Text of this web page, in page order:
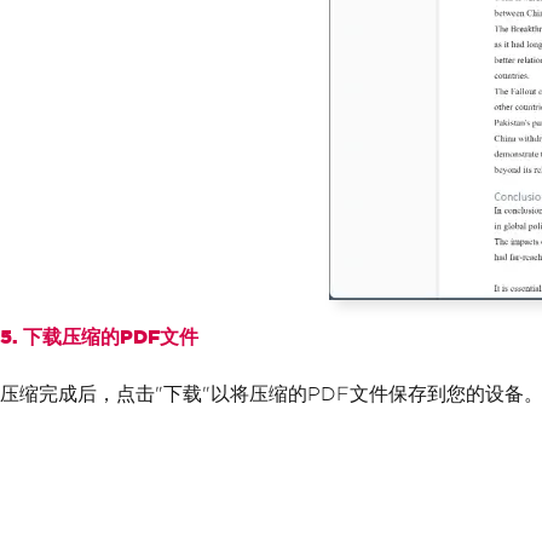
5. 下载压缩的PDF文件
压缩完成后，点击"下载"以将压缩的PDF文件保存到您的设备。